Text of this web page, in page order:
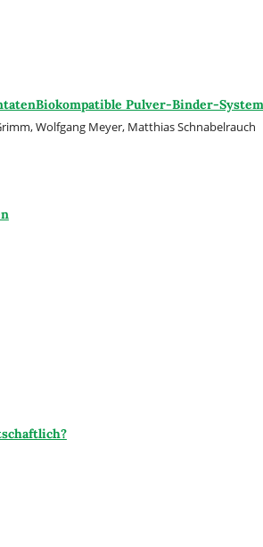
Pulver-Binder-
Wolfgang Meyer, Matthias Schnabelrauch